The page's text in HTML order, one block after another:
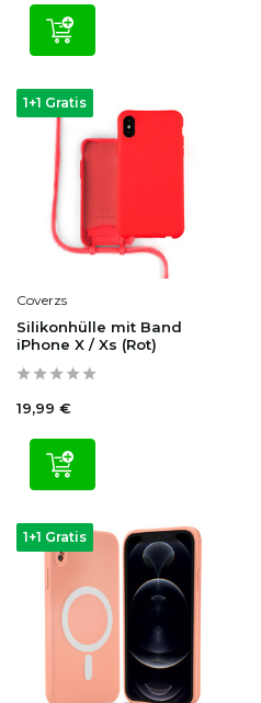
1+1 Gratis
Coverzs
Silikonhülle mit Band
iPhone X / Xs (Rot)
19,99 €
1+1 Gratis